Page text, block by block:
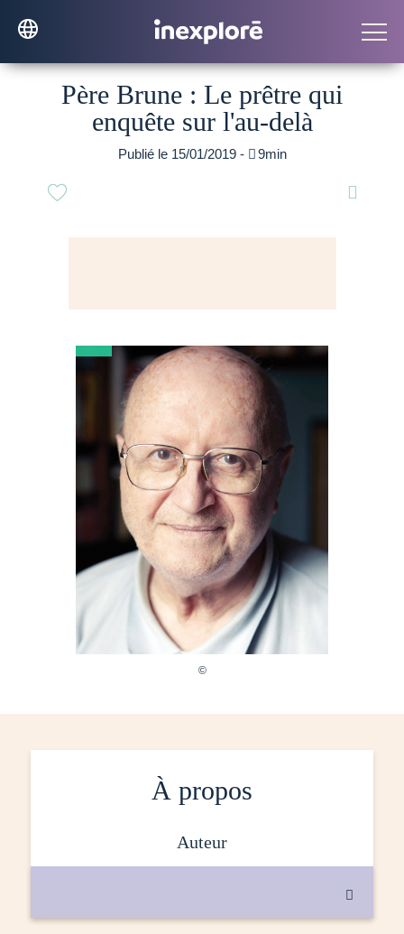
Père Brune : Le prêtre qui
enquête sur l'au-delà
Publié le 15/01/2019 - 9min

À propos
auteur
